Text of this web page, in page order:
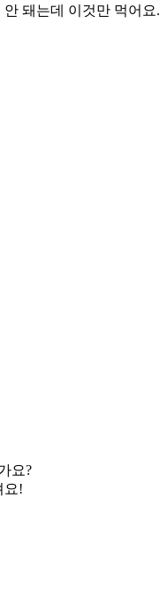
돼는데 이것만 먹어요.
요?
요!